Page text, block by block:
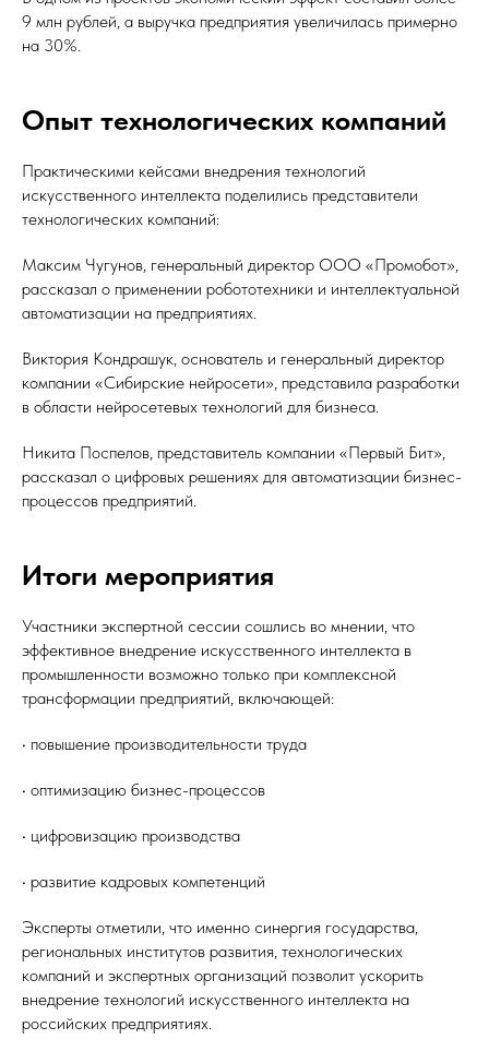
9 млн рублей, а выручка предприятия увеличилась примерно
на 30%.
Опыт технологических компаний
Практическими кейсами внедрения технологий
искусственного интеллекта поделились представители
технологических компаний:
Максим Чугунов, генеральный директор ООО «Промобот»,
рассказал о применении робототехники и интеллектуальной
автоматизации на предприятиях.
Виктория Кондрашук, основатель и генеральный директор
компании «Сибирские нейросети», представила разработки
в области нейросетевых технологий для бизнеса.
Никита Поспелов, представитель компании «Первый Бит»,
рассказал о цифровых решениях для автоматизации бизнес-
процессов предприятий.
Итоги мероприятия
Участники экспертной сессии сошлись во мнении, что
эффективное внедрение искусственного интеллекта в
промышленности возможно только при комплексной
трансформации предприятий, включающей:
• повышение производительности труда
• оптимизацию бизнес-процессов
• цифровизацию производства
• развитие кадровых компетенций
Эксперты отметили, что именно синергия государства,
региональных институтов развития, технологических
компаний и экспертных организаций позволит ускорить
внедрение технологий искусственного интеллекта на
российских предприятиях.